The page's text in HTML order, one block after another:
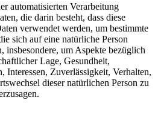
automatisierten Verarbeitung
die darin besteht, dass diese
verwendet werden, um bestimmte
sich auf eine natürliche Person
insbesondere, um Aspekte bezüglich
Lage, Gesundheit,
Interessen, Zuverlässigkeit, Verhalten,
dieser natürlichen Person zu